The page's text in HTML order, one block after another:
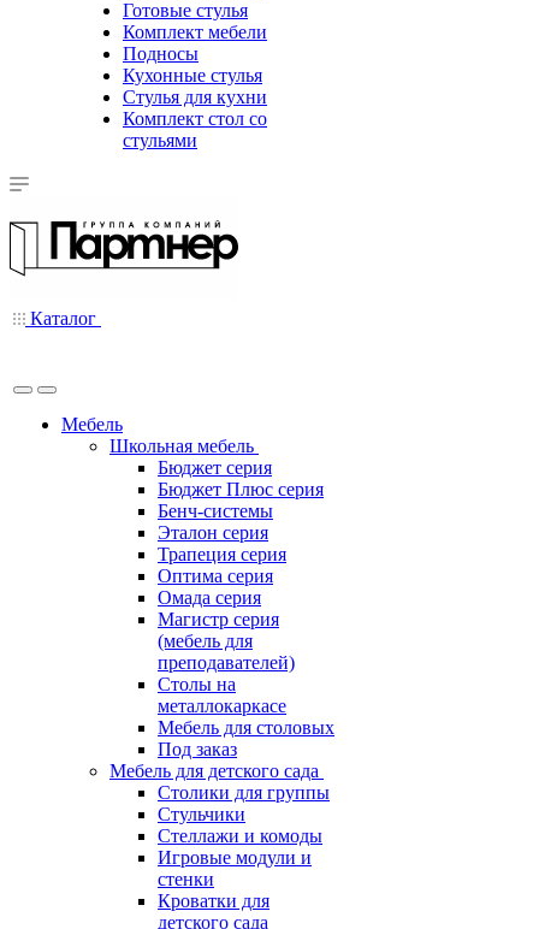
Готовые стулья
Комплект мебели
Подносы
Кухонные стулья
Стулья для кухни
Комплект стол со
стульями
Каталог
Мебель
Школьная мебель
Бюджет серия
Бюджет Плюс серия
Бенч-системы
Эталон серия
Трапеция серия
Оптима серия
Омада серия
Магистр серия
(мебель для
преподавателей)
Столы на
металлокаркасе
Мебель для столовых
Под заказ
Мебель для детского сада
Столики для группы
Стульчики
Стеллажи и комоды
Игровые модули и
стенки
Кроватки для
детского сада